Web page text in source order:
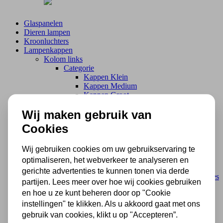
Glaspanelen
Dieren lampen
Kroonluchters
Lampenkappen
Kolom links
Categorie
Kappen Klein
Kappen Medium
Kappen Groot
Lampvoeten en ophangingen
Kolom links
Losse Lampvoeten
Losse Vloerlampen
Losse wandlampen
Ophangingen Hanglampen en Plafonnieres
Lampvoeten en ophangingen
Aanbiedingen
Wij maken gebruik van
Cookies
Wij gebruiken cookies om uw gebruikservaring te
optimaliseren, het webverkeer te analyseren en
gerichte advertenties te kunnen tonen via derde
partijen. Lees meer over hoe wij cookies gebruiken
en hoe u ze kunt beheren door op "Cookie
instellingen" te klikken. Als u akkoord gaat met ons
gebruik van cookies, klikt u op "Accepteren”.